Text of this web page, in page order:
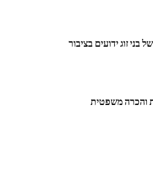
בני זוג ידועים בציבור
והכרה משפטית